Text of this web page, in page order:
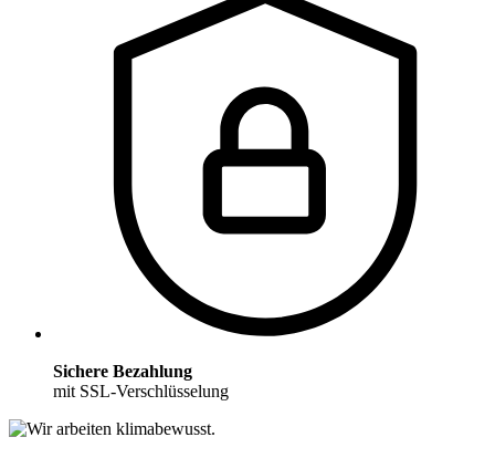
Sichere Bezahlung
mit SSL-Verschlüsselung